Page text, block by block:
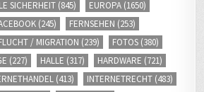
/ MIGRATION(239) FOTOS(380)
(227) HALLE (317) HARDWARE
(413) INTERNETRECHT(483)
(461) JUSTIZ(1012)
(523) LEIPZIG(397)